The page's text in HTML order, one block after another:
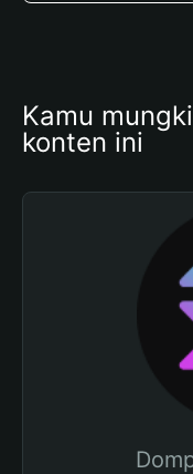
Kamu
konten ini